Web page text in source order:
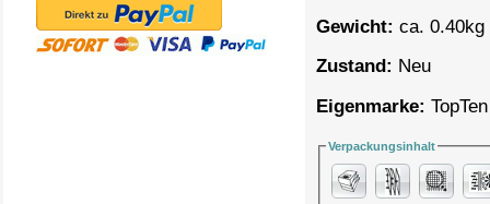
Gewicht: ca. 0.40kg
Zustand: Neu
Eigenmarke: TopTen
Verpackungsinhalt